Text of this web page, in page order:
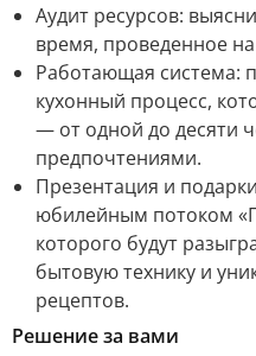
Аудит ресурсов:
время, проведенное на
Работающая система:
кухонный процесс,
— от одной до десяти
предпочтениями.
Презентация и
юбилейным потоком
которого будут
бытовую технику и
рецептов.
Решение за вами